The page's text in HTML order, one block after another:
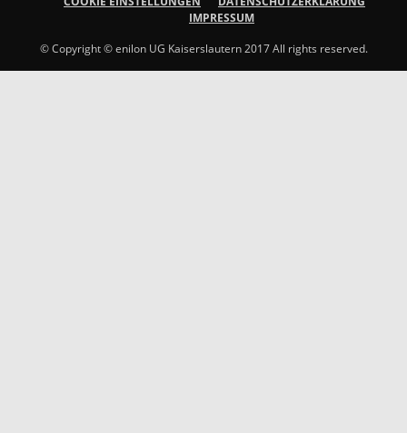
IMPRESSUM
© Copyright © enilon UG Kaiserslautern 2017 All rights reserved.